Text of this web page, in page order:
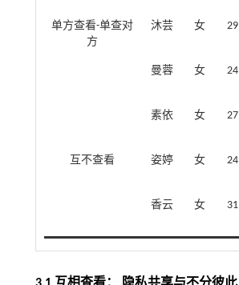
单方查看-单查对
方
沐芸 女 29
曼蓉 女 24
素依 女 27
互不查看 姿婷 女 24
香云 女 31